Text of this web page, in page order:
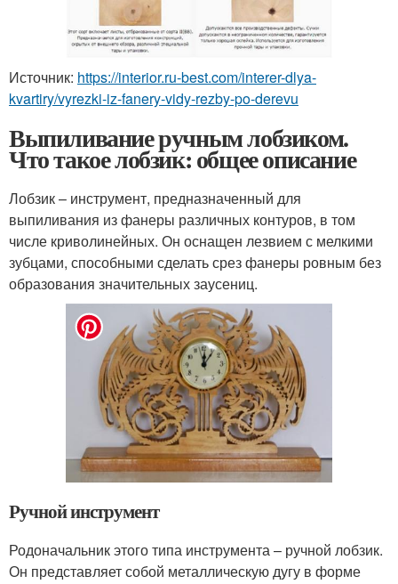
Источник: https://interior.ru-best.com/interer-dlya-
kvartiry/vyrezki-iz-fanery-vidy-rezby-po-derevu
Выпиливание ручным лобзиком.
Что такое лобзик: общее описание
Лобзик – инструмент, предназначенный для
выпиливания из фанеры различных контуров, в том
числе криволинейных. Он оснащен лезвием с мелкими
зубцами, способными сделать срез фанеры ровным без
образования значительных заусениц.
Ручной инструмент
Родоначальник этого типа инструмента – ручной лобзик.
Он представляет собой металлическую дугу в форме